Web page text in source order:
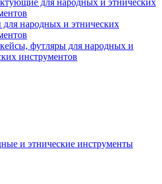
для народных и этнических
народных и этнических
футляры для народных и
инструментов
и этнические инструменты